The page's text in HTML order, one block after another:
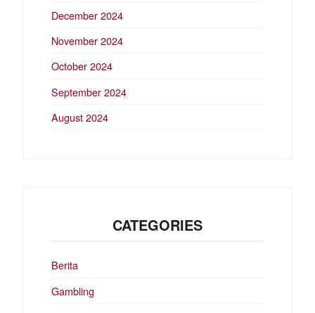
December 2024
November 2024
October 2024
September 2024
August 2024
CATEGORIES
Berita
Gambling